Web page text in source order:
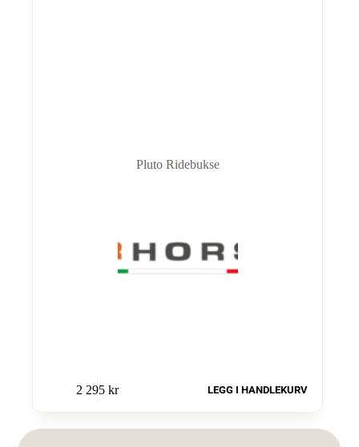
Pluto Ridebukse
2 295 kr LEGG I HANDLEKURV